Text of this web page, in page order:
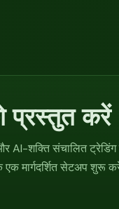
प्रस्तुत करें
AI-शक्ति संचालित
मार्गदर्शित सेटअप शुरू